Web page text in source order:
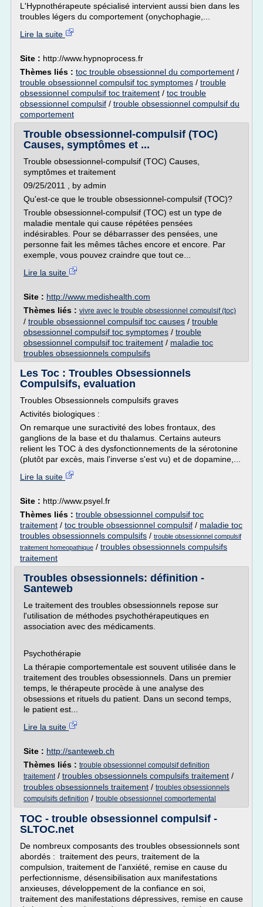
L'Hypnothérapeute spécialisé intervient aussi bien dans les
troubles légers du comportement (onychophagie,...
Lire la suite
Site : http://www.hypnoprocess.fr
Thèmes liés : toc trouble obsessionnel du comportement /
trouble obsessionnel compulsif toc symptomes / trouble
obsessionnel compulsif toc traitement / toc trouble
obsessionnel compulsif / trouble obsessionnel compulsif du
comportement
Trouble obsessionnel-compulsif (TOC)
Causes, symptômes et ...
Trouble obsessionnel-compulsif (TOC) Causes,
symptômes et traitement
09/25/2011 , by admin
Qu'est-ce que le trouble obsessionnel-compulsif (TOC)?
Trouble obsessionnel-compulsif (TOC) est un type de
maladie mentale qui cause répétées pensées
indésirables. Pour se débarrasser des pensées, une
personne fait les mêmes tâches encore et encore. Par
exemple, vous pouvez craindre que tout ce...
Lire la suite
Site : http://www.medishealth.com
Thèmes liés : vivre avec le trouble obsessionnel compulsif (toc)
/ trouble obsessionnel compulsif toc causes / trouble
obsessionnel compulsif toc symptomes / trouble
obsessionnel compulsif toc traitement / maladie toc
troubles obsessionnels compulsifs
Les Toc : Troubles Obsessionnels
Compulsifs, evaluation
Troubles Obsessionnels compulsifs graves
Activités biologiques :
On remarque une suractivité des lobes frontaux, des
ganglions de la base et du thalamus. Certains auteurs
relient les TOC à des dysfonctionnements de la sérotonine
(plutôt par excès, mais l'inverse s'est vu) et de dopamine,...
Lire la suite
Site : http://www.psyel.fr
Thèmes liés : trouble obsessionnel compulsif toc
traitement / toc trouble obsessionnel compulsif / maladie toc
troubles obsessionnels compulsifs / trouble obsessionnel compulsif
traitement homeopathique / troubles obsessionnels compulsifs
traitement
Troubles obsessionnels: définition -
Santeweb
Le traitement des troubles obsessionnels repose sur
l'utilisation de méthodes psychothérapeutiques en
association avec des médicaments.
Psychothérapie
La thérapie comportementale est souvent utilisée dans le
traitement des troubles obsessionnels. Dans un premier
temps, le thérapeute procède à une analyse des
obsessions et rituels du patient. Dans un second temps,
le patient est...
Lire la suite
Site : http://santeweb.ch
Thèmes liés : trouble obsessionnel compulsif definition
traitement/ troubles obsessionnels compulsifs traitement /
troubles obsessionnels traitement / troubles obsessionnels
compulsifs definition / trouble obsessionnel comportemental
TOC - trouble obsessionnel compulsif -
SLTOC.net
De nombreux composants des troubles obsessionnels sont
abordés : traitement des peurs, traitement de la
compulsion, traitement de l'anxiété, remise en cause du
perfectionnisme, désensibilisation aux manifestations
anxieuses, développement de la confiance en soi,
traitement des manifestations dépressives, remise en cause